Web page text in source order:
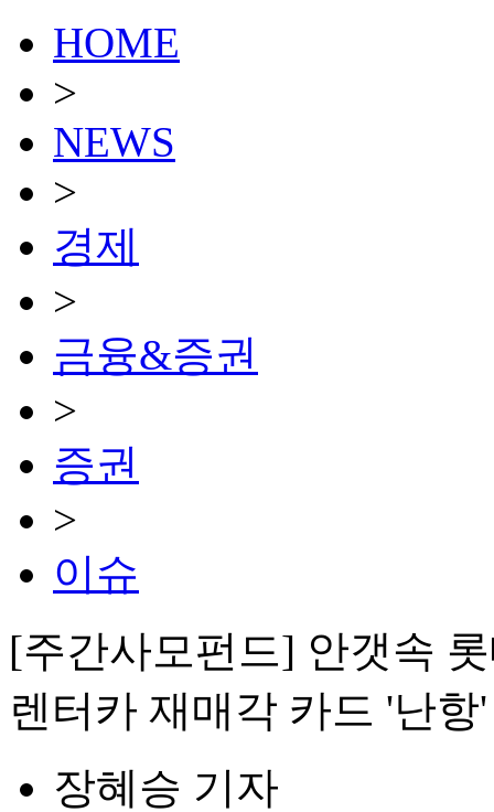
HOME
>
NEWS
>
경제
>
금융&증권
>
증권
>
이슈
[주간사모펀드] 안갯속
렌터카 재매각 카드 '난항'
장혜승 기자